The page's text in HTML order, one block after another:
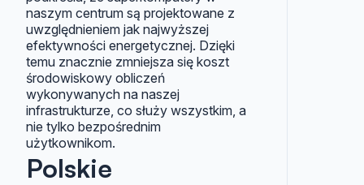
naszym centrum są projektowane z
uwzględnieniem jak najwyższej
efektywności energetycznej. Dzięki
temu znacznie zmniejsza się koszt
środowiskowy obliczeń
wykonywanych na naszej
infrastrukturze, co służy wszystkim, a
nie tylko bezpośrednim
użytkownikom.
Polskie